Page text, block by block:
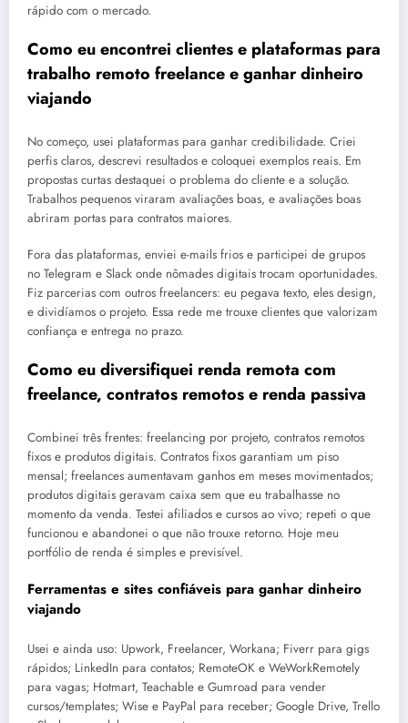
rápido com o mercado.
Como eu encontrei clientes e plataformas para
trabalho remoto freelance e ganhar dinheiro
viajando
No começo, usei plataformas para ganhar credibilidade. Criei
perfis claros, descrevi resultados e coloquei exemplos reais. Em
propostas curtas destaquei o problema do cliente e a solução.
Trabalhos pequenos viraram avaliações boas, e avaliações boas
abriram portas para contratos maiores.
Fora das plataformas, enviei e-mails frios e participei de grupos
no Telegram e Slack onde nômades digitais trocam oportunidades.
Fiz parcerias com outros freelancers: eu pegava texto, eles design,
e dividíamos o projeto. Essa rede me trouxe clientes que valorizam
confiança e entrega no prazo.
Como eu diversifiquei renda remota com
freelance, contratos remotos e renda passiva
Combinei três frentes: freelancing por projeto, contratos remotos
fixos e produtos digitais. Contratos fixos garantiam um piso
mensal; freelances aumentavam ganhos em meses movimentados;
produtos digitais geravam caixa sem que eu trabalhasse no
momento da venda. Testei afiliados e cursos ao vivo; repeti o que
funcionou e abandonei o que não trouxe retorno. Hoje meu
portfólio de renda é simples e previsível.
Ferramentas e sites confiáveis para ganhar dinheiro
viajando
Usei e ainda uso: Upwork, Freelancer, Workana; Fiverr para gigs
rápidos; LinkedIn para contatos; RemoteOK e WeWorkRemotely
para vagas; Hotmart, Teachable e Gumroad para vender
cursos/templates; Wise e PayPal para receber; Google Drive, Trello